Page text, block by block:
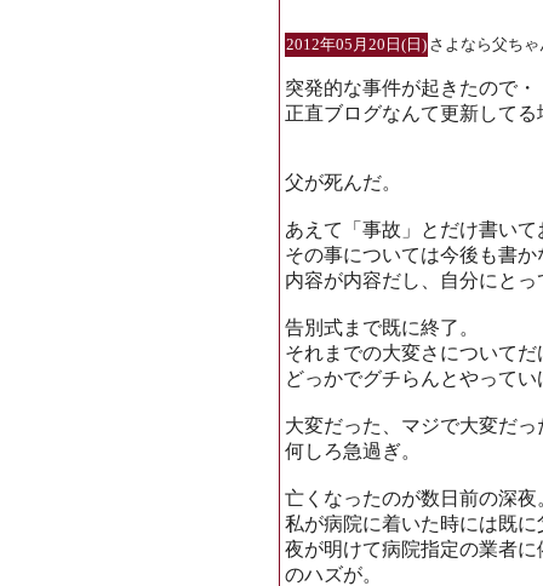
2012年05月20日(日) さよなら父ちゃ
突発的な事件が起きたので
正直ブログなんて更新して
父が死んだ。
あえて「事故」とだけ書いて
その事については今後も書
内容が内容だし、自分にと
告別式まで既に終了。
それまでの大変さについて
どっかでグチらんとやって
大変だった、マジで大変だっ
何しろ急過ぎ。
亡くなったのが数日前の深夜
私が病院に着いた時には既
夜が明けて病院指定の業者
のハズが。